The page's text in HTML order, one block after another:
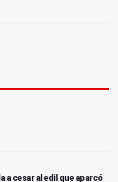
a cesar al edil que aparcó